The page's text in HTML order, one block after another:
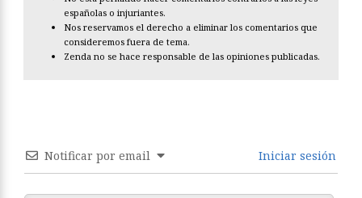
españolas o injuriantes.
Nos reservamos el derecho a eliminar los comentarios que
consideremos fuera de tema.
Zenda no se hace responsable de las opiniones publicadas.
Notificar por email Iniciar sesión